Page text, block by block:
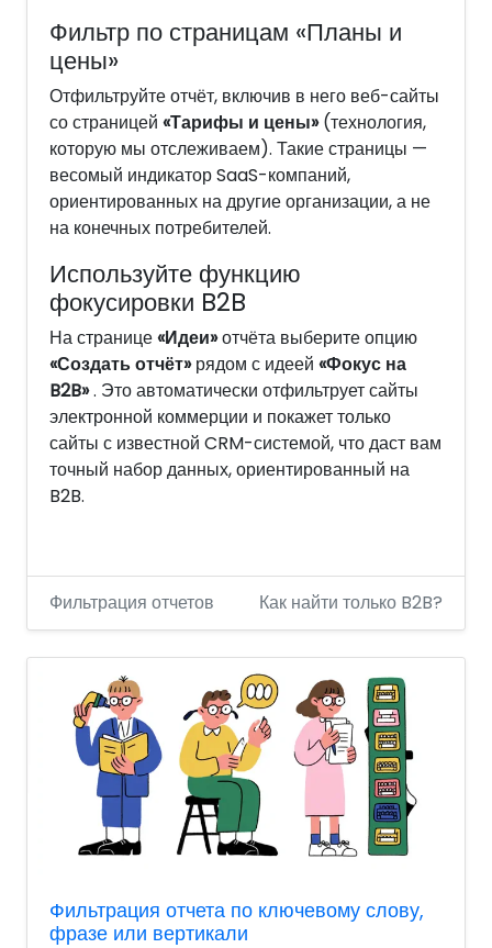
Фильтр по страницам «Планы и
цены»
Отфильтруйте отчёт, включив в него веб-сайты
со страницей «Тарифы и цены»(технология,
которую мы отслеживаем). Такие страницы —
весомый индикатор SaaS-компаний,
ориентированных на другие организации, а не
на конечных потребителей.
Используйте функцию
фокусировки B2B
На странице«Идеи»отчёта выберите опцию
«Создать отчёт»рядом с идеей «Фокус на
B2B». Это автоматически отфильтрует сайты
электронной коммерции и покажет только
сайты с известной CRM-системой, что даст вам
точный набор данных, ориентированный на
B2B.
Фильтрация отчетов Как найти только B2B?
Фильтрация отчета по ключевому слову,
фразе или вертикали